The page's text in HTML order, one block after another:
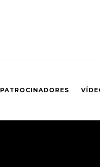
PATROCINADORES